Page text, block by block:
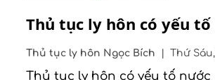
Thủ tục ly hôn có yếu
Thủ tục ly hôn Ngọc Bích Thứ
Thủ tục ly hôn có yếu tố